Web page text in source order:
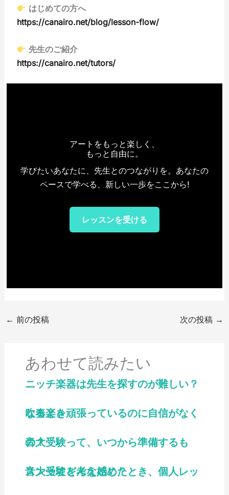
はじめての方へ
https://canairo.net/blog/lesson-flow/
先生のご紹介
https://canairo.net/tutors/
アートをもっと楽しく、
もっと自由に。
学びたいあなたに、先生とのつながりを。あなたの
ペースで学べる、新しい一歩をここから!
レッスンを受ける
← 前の投稿 次の投稿 →
あわせて読みたい
ニッチ楽器は先生を探すのが難しい？
吹奏楽を頑張っているのに自信がなくなるとき
音大受験って、いつから準備するもの？
音大受験を考え始めたとき、個人レッスンってどんな感じ？